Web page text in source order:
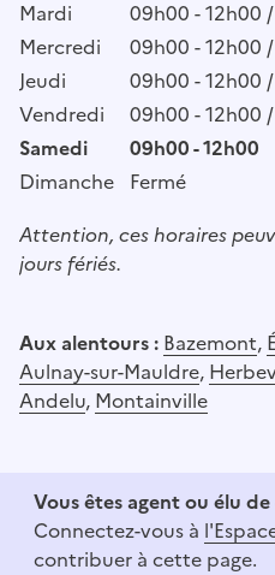
Mardi
09h00 - 12h00
Mercredi
09h00 - 12h00
Jeudi
09h00 - 12h00
Vendredi
09h00 - 12h00
Samedi
09h00 - 12h00
Dimanche Fermé
Attention, ces horaires
jours fériés.
Aux alentours : Bazemont,
Aulnay-sur-Mauldre,
Andelu, Montainville
Vous êtes agent ou élu
Connectez-vous à
contribuer à cette page.